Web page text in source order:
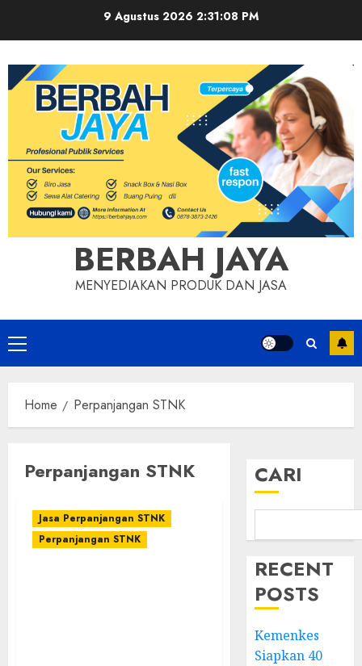
9 Agustus 2026 2:31:09 PM
BERBAH JAYA
MENYEDIAKAN PRODUK DAN JASA
Primary
Menu
Home Perpanjangan STNK
Perpanjangan STNK
Jasa Perpanjangan STNK
Perpanjangan STNK
CARI
RECENT
POSTS
Kemenkes
Siapkan 40